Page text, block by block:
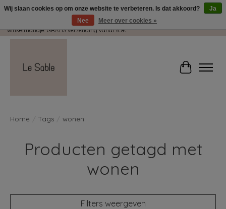
Wij pakken met plezier jouw kadootjes GRATIS in! Duid dit zeker aan in je
winkelmandje. GRATIS verzending vanaf 65€.
Home Tags wonen
Producten getagd met
wonen
Filters weergeven
Wij slaan cookies op om onze website te verbeteren. Is dat akkoord?
Ja
Nee
Meer over cookies »